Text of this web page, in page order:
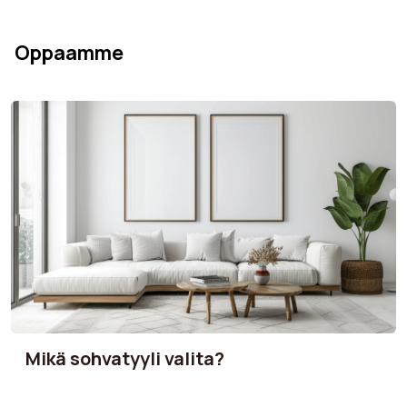
Oppaamme
Mikä sohvatyyli valita?